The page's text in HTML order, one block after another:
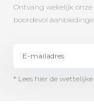
Ontvang wekelijk
boordevol
* Lees hier de